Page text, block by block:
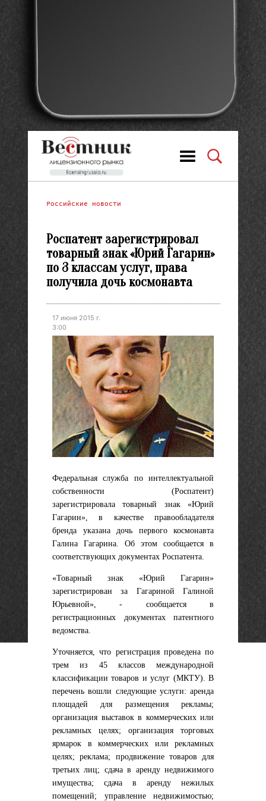
Российские новости
Роспатент зарегистрировал
товарный знак «Юрий Гагарин»
по 3 классам услуг, права
получила дочь космонавта
17 июня 2015 г.
3:00
Федеральная служба по интеллектуальной
собственности (Роспатент)
зарегистрировала товарный знак «Юрий
Гагарин», в качестве правообладателя
бренда указана дочь первого космонавта
Галина Гагарина. Об этом сообщается в
соответствующих документах Роспатента.
«Товарный знак «Юрий Гагарин»
зарегистрирован за Гагариной Галиной
Юрьевной», - сообщается в
регистрационных документах патентного
ведомства.
Уточняется, что регистрация проведена по
трем из 45 классов международной
классификации товаров и услуг (МКТУ). В
перечень вошли следующие услуги: аренда
площадей для размещения рекламы;
организация выставок в коммерческих или
рекламных целях; организация торговых
ярмарок в коммерческих или рекламных
целях; реклама; продвижение товаров для
третьих лиц; сдача в аренду недвижимого
имущества; сдача в аренду нежилых
помещений; управление недвижимостью;